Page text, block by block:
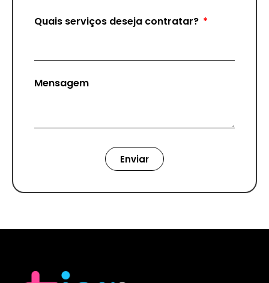
Quais serviços deseja contratar?
Mensagem
Enviar